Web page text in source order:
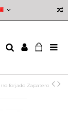
forjado Zapatero